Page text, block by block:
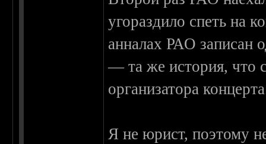
угораздило спеть на
анналах РАО записан
— та же история, что
организатора
Я не юрист, поэтому